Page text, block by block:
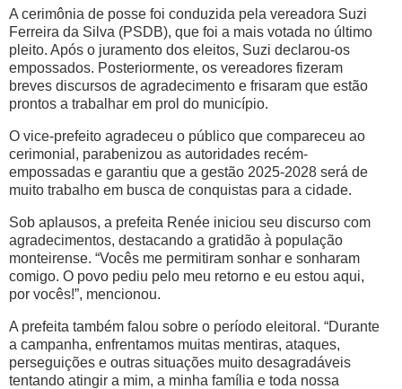
A cerimônia de posse foi conduzida pela vereadora Suzi
Ferreira da Silva (PSDB), que foi a mais votada no último
pleito. Após o juramento dos eleitos, Suzi declarou-os
empossados. Posteriormente, os vereadores fizeram
breves discursos de agradecimento e frisaram que estão
prontos a trabalhar em prol do município.
O vice-prefeito agradeceu o público que compareceu ao
cerimonial, parabenizou as autoridades recém-
empossadas e garantiu que a gestão 2025-2028 será de
muito trabalho em busca de conquistas para a cidade.
Sob aplausos, a prefeita Renée iniciou seu discurso com
agradecimentos, destacando a gratidão à população
monteirense. “Vocês me permitiram sonhar e sonharam
comigo. O povo pediu pelo meu retorno e eu estou aqui,
por vocês!”, mencionou.
A prefeita também falou sobre o período eleitoral. “Durante
a campanha, enfrentamos muitas mentiras, ataques,
perseguições e outras situações muito desagradáveis
tentando atingir a mim, a minha família e toda nossa